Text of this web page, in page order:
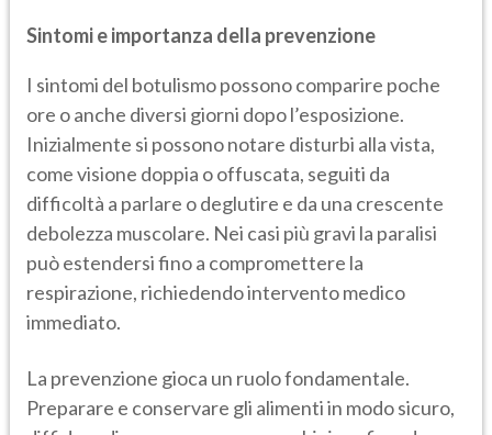
Sintomi e importanza della prevenzione
I sintomi del botulismo possono comparire poche
ore o anche diversi giorni dopo l’esposizione.
Inizialmente si possono notare disturbi alla vista,
come visione doppia o offuscata, seguiti da
difficoltà a parlare o deglutire e da una crescente
debolezza muscolare. Nei casi più gravi la paralisi
può estendersi fino a compromettere la
respirazione, richiedendo intervento medico
immediato.
La prevenzione gioca un ruolo fondamentale.
Preparare e conservare gli alimenti in modo sicuro,